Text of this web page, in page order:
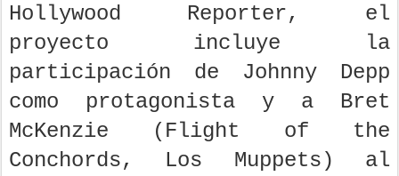
Hollywood Reporter, el
proyecto incluye la
participación de Johnny Depp
como protagonista y a Bret
McKenzie (Flight of the
Conchords, Los Muppets) al